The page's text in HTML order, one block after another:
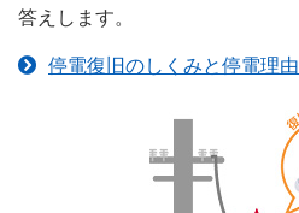
答えします。
停電復旧のしくみと停電理由